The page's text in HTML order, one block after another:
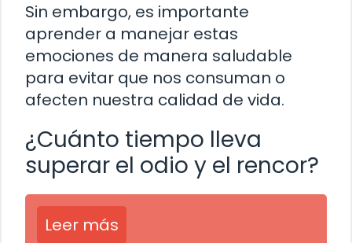
Sin embargo, es importante
aprender a manejar estas
emociones de manera saludable
para evitar que nos consuman o
afecten nuestra calidad de vida.
¿Cuánto tiempo lleva
superar el odio y el rencor?
Leer más